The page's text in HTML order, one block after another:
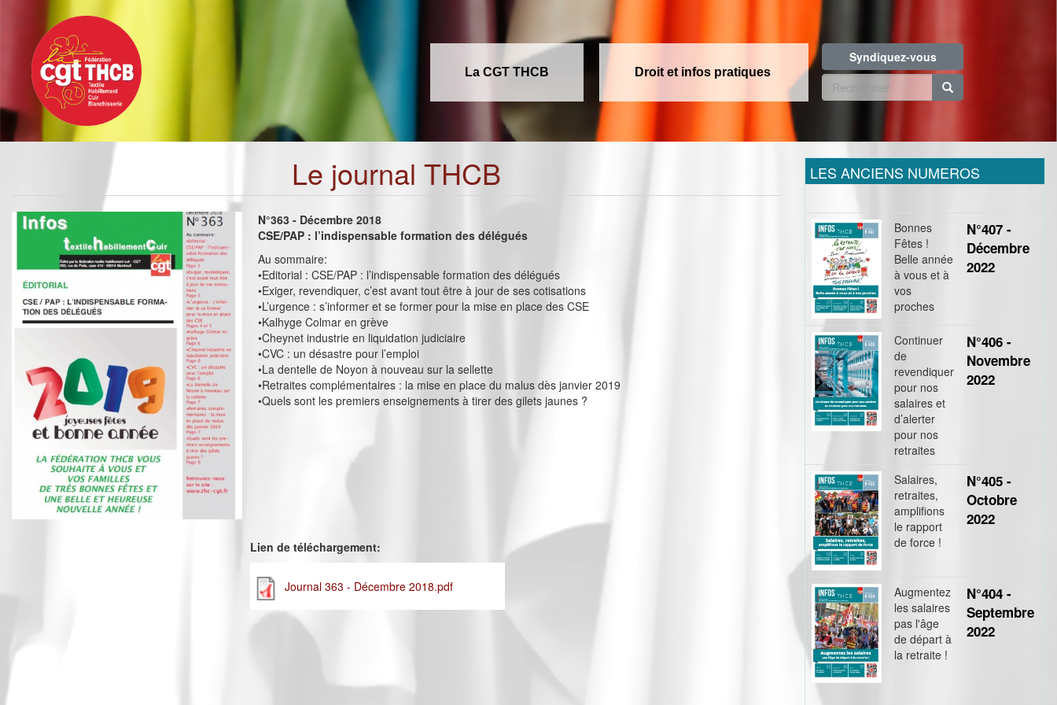
contenu
principal
La CGT THCB Droit et infos pratiques
Syndiquez-vous
Formulaire
recherche
Le journal THCB
N°363 - Décembre 2018
CSE/PAP : l’indispensable formation des délégués
Au sommaire:
•Editorial : CSE/PAP : l’indispensable formation des délégués
•Exiger, revendiquer, c’est avant tout être à jour de ses cotisations
•L’urgence : s’informer et se former pour la mise en place des CSE
•Kalhyge Colmar en grève
•Cheynet industrie en liquidation judiciaire
•CVC : un désastre pour l’emploi
•La dentelle de Noyon à nouveau sur la sellette
•Retraites complémentaires : la mise en place du malus dès janvier 2019
•Quels sont les premiers enseignements à tirer des gilets jaunes ?
Lien de téléchargement:
Journal 363 - Décembre 2018.pdf
LES ANCIENS NUMEROS
Bonnes
Fêtes !
Belle année
à vous et à
vos
proches
N°407 -
Décembre
2022
Continuer
de
revendiquer
pour nos
salaires et
d’alerter
pour nos
retraites
N°406 -
Novembre
2022
Salaires,
retraites,
amplifions
le rapport
de force !
N°405 -
Octobre
2022
Augmentez
les salaires
pas l'âge
de départ à
la retraite !
N°404 -
Septembre
2022